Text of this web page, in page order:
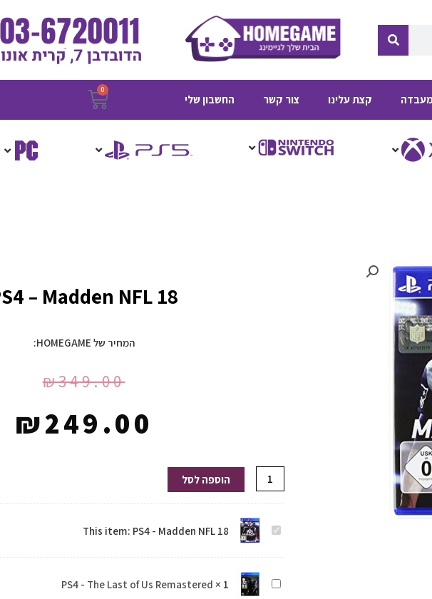
חיפוש
מעבדה קצת עלינו צור קשר החשבון שלי
0 עגלת
קניות
– Madden NFL 18
המחיר של HOMEGAME:
₪349.00
₪249.00
כמות
של
-
18
הוספה לסל
PS4
Madden
NFL
This item: PS4 - Madden NFL 18
PS4
1
×
PS4 - The Last of Us Remastered